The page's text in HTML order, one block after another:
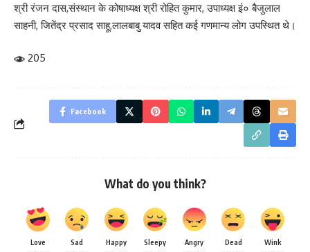
श्री रंजन दास,संस्थान के कोषाध्यक्ष श्री रोहित कुमार, उपाध्यक्ष इं० बैजुलाल
साहनी, जितेंद्र प्रसाद साहू,लालबाबु यादव सहित कई गणमान्य लोग उपस्थित थे।
205
Facebook
What do you think?
Love Sad Happy Sleepy Angry Dead Wink